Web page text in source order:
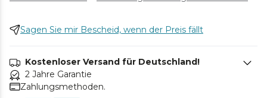
Sagen Sie mir Bescheid, wenn der Preis fällt
Kostenloser Versand für Deutschland!
2 Jahre Garantie
Zahlungsmethoden.